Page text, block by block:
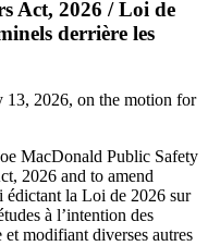
Act, 2026 / Loi de
derrière les
13, 2026, on the motion for
MacDonald Public Safety
2026 and to amend
la Loi de 2026 sur
à l’intention des
et modifiant diverses autres